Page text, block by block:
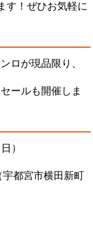
す！ぜひお気軽に
ロが現品限り、
ールも開催しま
）
都宮市横田新町